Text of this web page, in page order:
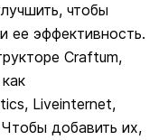
чтобы
ее эффективность.
Craftum,
Liveinternet,
добавить их,